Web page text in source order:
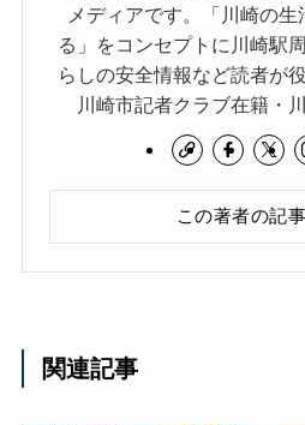
メディアです。「川崎の
る」をコンセプトに川崎駅
らしの安全情報など読者が
川崎市記者クラブ在籍・
この著者の記
関連記事